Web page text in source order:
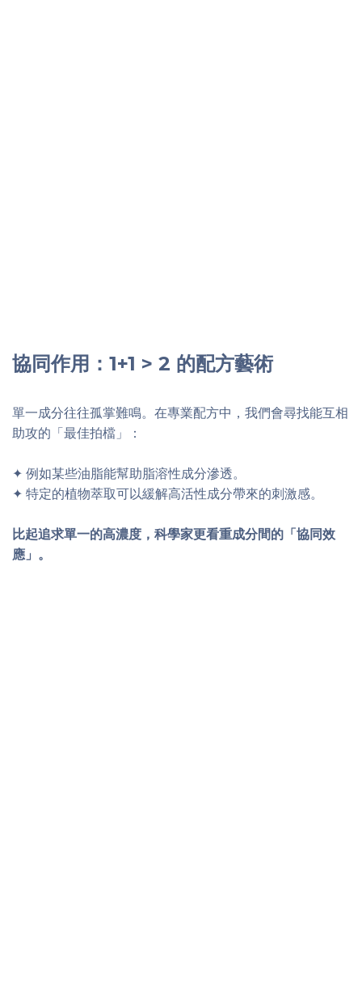
協同作用：1+1 > 2 的配方藝術
單一成分往往孤掌難鳴。在專業配方中，我們會尋找能互相
助攻的「最佳拍檔」：
✦ 例如某些油脂能幫助脂溶性成分滲透。
✦ 特定的植物萃取可以緩解高活性成分帶來的刺激感。
比起追求單一的高濃度，科學家更看重成分間的「協同效
應」。